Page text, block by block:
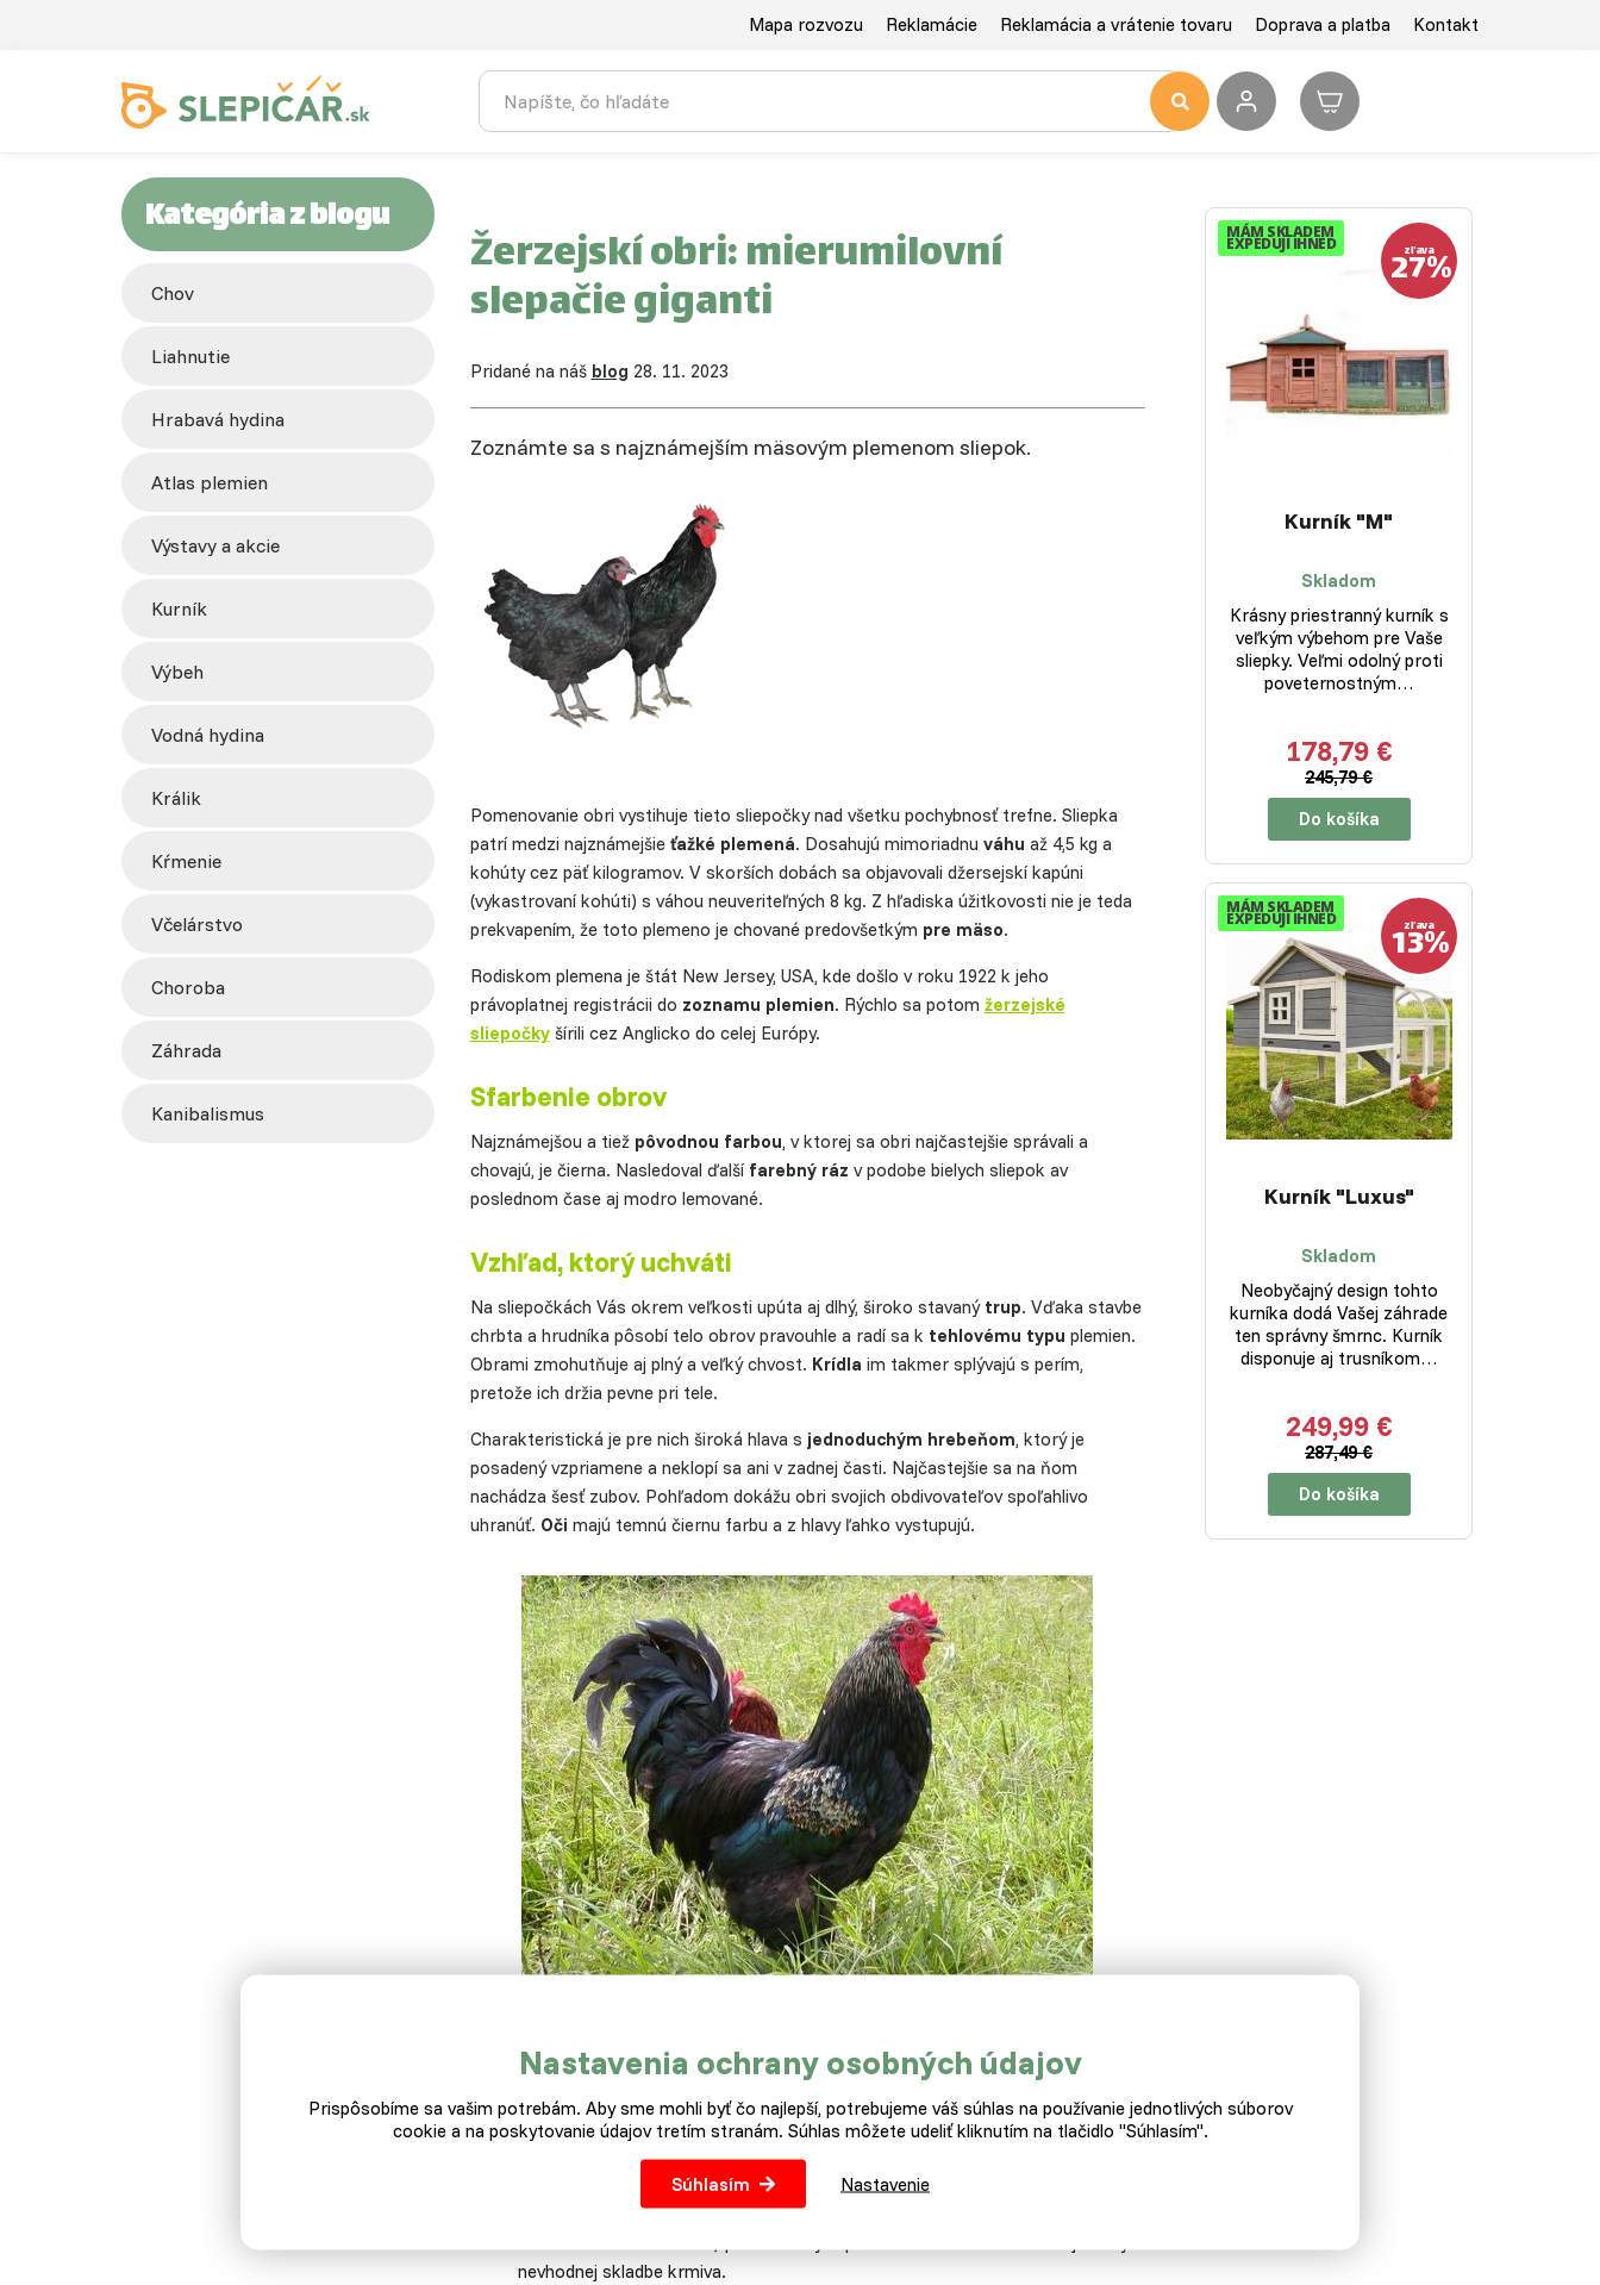
Mapa rozvozu Reklamácie Reklamácia a vrátenie tovaru Doprava a platba Kontakt
Kategória z blogu
chov
liahnutie
hrabavá hydina
atlas plemien
výstavy a akcie
kurník
výbeh
vodná hydina
králik
kŕmenie
včelárstvo
choroba
záhrada
kanibalismus
Žerzejskí obri: mierumilovní
slepačie giganti
Pridané na náš blog 28. 11. 2023
Zoznámte sa s najznámejším mäsovým plemenom sliepok.
Pomenovanie obri vystihuje tieto sliepočky nad všetku pochybnosť trefne. Sliepka
patrí medzi najznámejšie ťažké plemená. Dosahujú mimoriadnu váhu až 4,5 kg a
kohúty cez päť kilogramov. V skorších dobách sa objavovali džersejskí kapúni
(vykastrovaní kohúti) s váhou neuveriteľných 8 kg. Z hľadiska úžitkovosti nie je teda
prekvapením, že toto plemeno je chované predovšetkým pre mäso.
Rodiskom plemena je štát New Jersey, USA, kde došlo v roku 1922 k jeho
právoplatnej registrácii do zoznamu plemien. Rýchlo sa potom žerzejské
sliepočkyšírili cez Anglicko do celej Európy.
Sfarbenie obrov
Najznámejšou a tiež pôvodnou farbou, v ktorej sa obri najčastejšie správali a
chovajú, je čierna. Nasledoval ďalší farebný ráz v podobe bielych sliepok av
poslednom čase aj modro lemované.
Vzhľad, ktorý uchváti
Na sliepočkách Vás okrem veľkosti upúta aj dlhý, široko stavaný trup. Vďaka stavbe
chrbta a hrudníka pôsobí telo obrov pravouhle a radí sa k tehlovému typu plemien.
Obrami zmohutňuje aj plný a veľký chvost. Krídla im takmer splývajú s perím,
pretože ich držia pevne pri tele.
Charakteristická je pre nich široká hlava s jednoduchým hrebeňom, ktorý je
posadený vzpriamene a neklopí sa ani v zadnej časti. Najčastejšie sa na ňom
nachádza šesť zubov. Pohľadom dokážu obri svojich obdivovateľov spoľahlivo
uhranúť. Oči majú temnú čiernu farbu a z hlavy ľahko vystupujú.
Ako k obrom pristupovať
Ak si plánujete žerzejských obrav zaobstarať, počítajte:
výbehom. Menšiemu výbehu sa obri zvládnu prispôsobiť, ale hrozí u
nevhodnej skladbe krmiva.
zľava
27%
MÁM SKLADEM
EXPEDUJI IHNED
Kurník "M"
Skladom
Krásny priestranný kurník s
veľkým výbehom pre Vaše
sliepky. Veľmi odolný proti
poveternostným…
178,79 €
245,79 €
Do košíka
zľava
13%
MÁM SKLADEM
EXPEDUJI IHNED
Kurník "Luxus"
Skladom
Neobyčajný design tohto
kurníka dodá Vašej záhrade
ten správny šmrnc. Kurník
disponuje aj trusníkom…
249,99 €
287,49 €
Do košíka
Nastavenia ochrany osobných údajov
Prispôsobíme sa vašim potrebám. Aby sme mohli byť čo najlepší, potrebujeme váš súhlas na používanie jednotlivých súborov
cookie a na poskytovanie údajov tretím stranám. Súhlas môžete udeliť kliknutím na tlačidlo "Súhlasím".
Súhlasím Nastavenie